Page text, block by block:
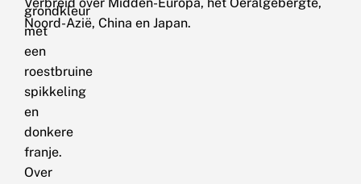
grondkleur
met
een
roestbruine
spikkeling
en
donkere
franje.
Over
Noord-Azië, China en Japan.